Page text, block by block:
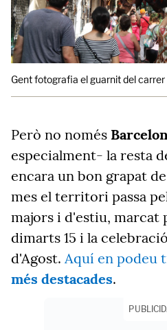
Gent fotografia el guarnit del
Però no només
especialment- la resta
encara un bon grapat
mes el territori passa
majors i d'estiu, marcat
dimarts 15 i la
d'Agost. Aquí en podeu
més destacades.